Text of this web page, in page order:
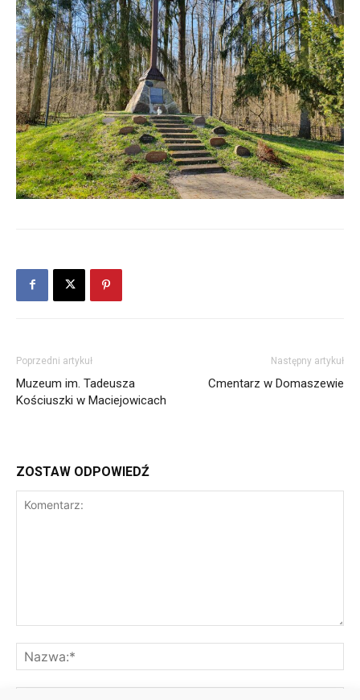
Poprzedni artykuł
Muzeum im. Tadeusza
Kościuszki w Maciejowicach
Następny artykuł
Cmentarz w Domaszewie
ZOSTAW ODPOWIEDŹ